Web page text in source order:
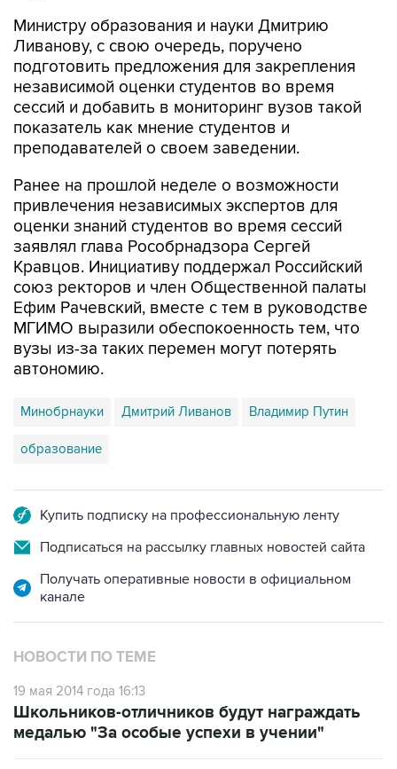
Министру образования и науки Дмитрию
Ливанову, с свою очередь, поручено
подготовить предложения для закрепления
независимой оценки студентов во время
сессий и добавить в мониторинг вузов такой
показатель как мнение студентов и
преподавателей о своем заведении.
Ранее на прошлой неделе о возможности
привлечения независимых экспертов для
оценки знаний студентов во время сессий
заявлял глава Рособрнадзора Сергей
Кравцов. Инициативу поддержал Российский
союз ректоров и член Общественной палаты
Ефим Рачевский, вместе с тем в руководстве
МГИМО выразили обеспокоенность тем, что
вузы из-за таких перемен могут потерять
автономию.
Минобрнауки Дмитрий Ливанов Владимир Путин
образование
Купить подписку на профессиональную ленту
Подписаться на рассылку главных новостей сайта
Получать оперативные новости в официальном
канале
НОВОСТИ ПО ТЕМЕ
19 мая 2014 года 16:13
Школьников-отличников будут награждать
медалью "За особые успехи в учении"